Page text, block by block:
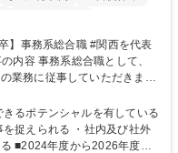
業務に従事していただきま
業務 ■海外に関係する各種業
の適性及び将来のキャリアを
育成】OJTでの現場育成や研
るポテンシャルを有している
捉えられる ・社内及び社外
ま